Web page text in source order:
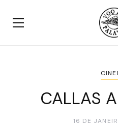
CALLAS
16 DE